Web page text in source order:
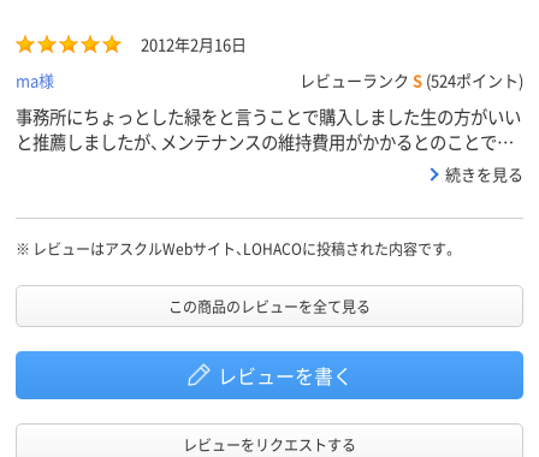
2012年2月16日
ma様
レビューランク S (524ポイント)
事務所にちょっとした緑をと言うことで購入しました生の方がいい
と推薦しましたが、メンテナンスの維持費用がかかるとのことでこ
ちらを購入ちょっと見にはわからない程度ですが質感もいい感じで
み立て簡単ですし
続きを見る
※ レビューはアスクルWebサイト、LOHACOに投稿された内容です。
この商品のレビューを全て見る
レビューを書く
レビューをリクエストする